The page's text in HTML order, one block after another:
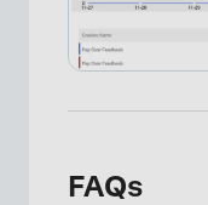
FAQs